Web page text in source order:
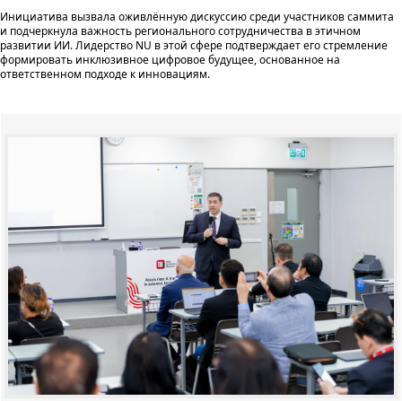
Инициатива вызвала оживлённую дискуссию среди участников саммита
и подчеркнула важность регионального сотрудничества в этичном
развитии ИИ. Лидерство NU в этой сфере подтверждает его стремление
формировать инклюзивное цифровое будущее, основанное на
ответственном подходе к инновациям.